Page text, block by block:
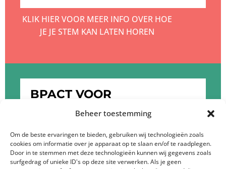
Beheer toestemming
Om de beste ervaringen te bieden, gebruiken wij technologieën zoals
cookies om informatie over je apparaat op te slaan en/of te raadplegen.
Door in te stemmen met deze technologieën kunnen wij gegevens zoals
surfgedrag of unieke ID's op deze site verwerken. Als je geen
KLIK HIER VOOR MEER INFO OVER HOE
JE JE STEM KAN LATEN HOREN
BPACT VOOR
KLIK HIER OM MEER TE WETEN OVER DE
DIENSTEN VAN BPACT